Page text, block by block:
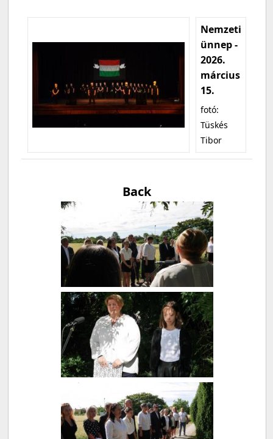
Nemzeti
ünnep -
2026.
március
15.
fotó:
Tüskés
Tibor
Back